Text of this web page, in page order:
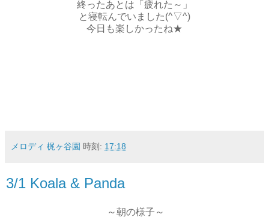
終ったあとは「疲れた～」
と寝転んでいました(^▽^)
今日も楽しかったね★
メロディ 梶ヶ谷園 時刻: 17:18
3/1 Koala & Panda
～朝の様子～